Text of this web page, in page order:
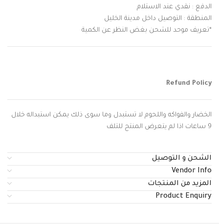
الدفع : نقدي عند الاستلام
المنطقة : التوصيل داخل مدينة الخليل
*تعريف موحد للشحن بغض النظر عن الكمية
Refund Policy
الخضار والفواكه واللحوم لا تستبدل وما سوى ذلك يمكن استبداله خلال
9 ساعات اذا لم يتعرض المنتج للتلف
الشحن و التوصيل
Vendor Info
المزيد من المنتجات
Product Enquiry